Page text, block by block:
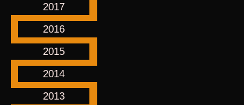
2017
2016
2015
2014
2013